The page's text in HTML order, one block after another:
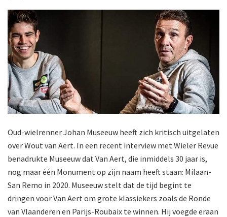
Oud-wielrenner Johan Museeuw heeft zich kritisch uitgelaten
over Wout van Aert. In een recent interview met Wieler Revue
benadrukte Museeuw dat Van Aert, die inmiddels 30 jaar is,
nog maar één Monument op zijn naam heeft staan: Milaan-
San Remo in 2020. Museeuw stelt dat de tijd begint te
dringen voor Van Aert om grote klassiekers zoals de Ronde
van Vlaanderen en Parijs-Roubaix te winnen. Hij voegde eraan